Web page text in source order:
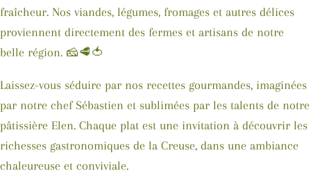
fraîcheur. Nos viandes, légumes, fromages et autres délices
proviennent directement des fermes et artisans de notre
belle région. 🧀🥩🍅
Laissez-vous séduire par nos recettes gourmandes, imaginées
par notre chef Sébastien et sublimées par les talents de notre
pâtissière Elen. Chaque plat est une invitation à découvrir les
richesses gastronomiques de la Creuse, dans une ambiance
chaleureuse et conviviale.